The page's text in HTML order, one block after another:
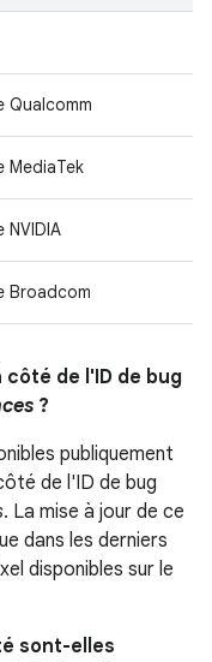
Qualcomm
MediaTek
Broadcom
de l'ID de bug
?
publiquement
de l'ID de bug
. La mise à jour de ce
dans les derniers
disponibles sur le
sont-elles